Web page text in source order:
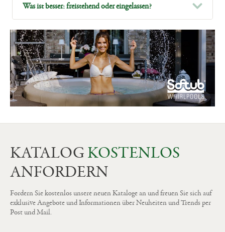
Was ist besser: freistehend oder eingelassen?
KATALOG KOSTENLOS
ANFORDERN
Fordern Sie kostenlos unsere neuen Kataloge an und freuen Sie sich auf
exklusive Angebote und Informationen über Neuheiten und Trends per
Post und Mail.